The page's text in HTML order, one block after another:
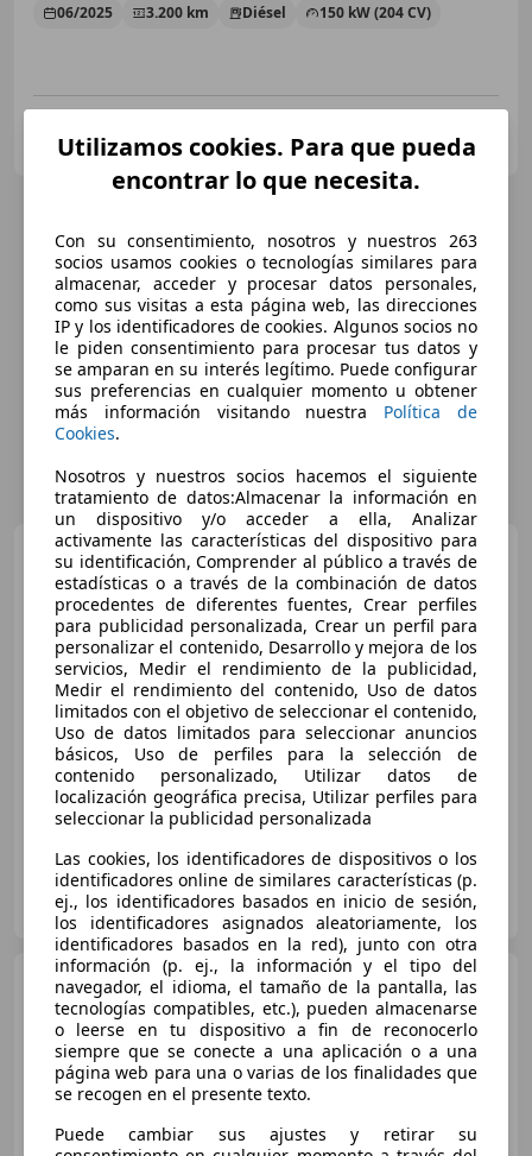
06/2025 3.200 km Diésel 150 kW (204 CV)
ES-24700 ASTORGA
Audi Q5 Sportback e-hybrid
Black line quattro S tronic 220
€ 69.400 1
Sincomparación
02/2026 4.215 km
Electro/Gasolina
220 kW (299 CV)
MOVENTO SARSA
ES-08211 CASTELLAR DEL VALLES
Audi Q5 Sportback 2.0TDI
quattro S line S tronic 150kW
€ 69.590
Sin comparación
Utilizamos cookies. Para que pueda
encontrar lo que necesita.
Con su consentimiento, nosotros y nuestros 263
socios usamos cookies o tecnologías similares para
almacenar, acceder y procesar datos personales,
como sus visitas a esta página web, las direcciones
IP y los identificadores de cookies. Algunos socios no
le piden consentimiento para procesar tus datos y
se amparan en su interés legítimo. Puede configurar
sus preferencias en cualquier momento u obtener
más información visitando nuestra Política de
Cookies.
Nosotros y nuestros socios hacemos el siguiente
tratamiento de datos:Almacenar la información en
un dispositivo y/o acceder a ella, Analizar
activamente las características del dispositivo para
su identificación, Comprender al público a través de
estadísticas o a través de la combinación de datos
procedentes de diferentes fuentes, Crear perfiles
para publicidad personalizada, Crear un perfil para
personalizar el contenido, Desarrollo y mejora de los
servicios, Medir el rendimiento de la publicidad,
Medir el rendimiento del contenido, Uso de datos
limitados con el objetivo de seleccionar el contenido,
Uso de datos limitados para seleccionar anuncios
básicos, Uso de perfiles para la selección de
contenido personalizado, Utilizar datos de
localización geográfica precisa, Utilizar perfiles para
seleccionar la publicidad personalizada
Las cookies, los identificadores de dispositivos o los
identificadores online de similares características (p.
ej., los identificadores basados en inicio de sesión,
los identificadores asignados aleatoriamente, los
identificadores basados en la red), junto con otra
información (p. ej., la información y el tipo del
navegador, el idioma, el tamaño de la pantalla, las
tecnologías compatibles, etc.), pueden almacenarse
o leerse en tu dispositivo a fin de reconocerlo
siempre que se conecte a una aplicación o a una
página web para una o varias de los finalidades que
se recogen en el presente texto.
Puede cambiar sus ajustes y retirar su